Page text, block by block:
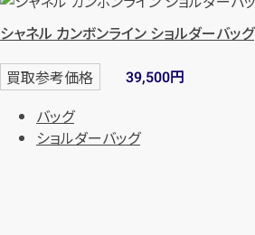
シャネル カンボンライン ショルダーバッグ
買取参考価格 39,500円
バッグ
ショルダーバッグ